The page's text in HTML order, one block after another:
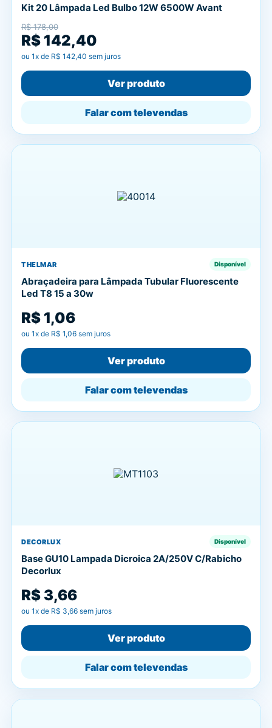
Kit 20 Lâmpada Led Bulbo 12W 6500W Avant
R$ 178,00
R$ 142,40
ou 1x de R$ 142,40 sem juros
Ver produto
Falar com televendas
THELMAR Disponível
Abraçadeira para Lâmpada Tubular Fluorescente
Led T8 15 a 30w
R$ 1,06
ou 1x de R$ 1,06 sem juros
Ver produto
Falar com televendas
DECORLUX Disponível
Base GU10 Lampada Dicroica 2A/250V C/Rabicho
Decorlux
R$ 3,66
ou 1x de R$ 3,66 sem juros
Ver produto
Falar com televendas